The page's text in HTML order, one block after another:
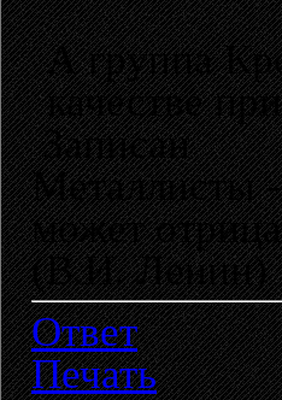
А группа
качестве
Записан
Металлисты
может
(В.И. Ленин)
Ответ
Печать